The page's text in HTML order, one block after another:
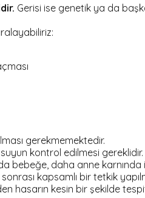
Gerisi ise genetik ya da
gerekmemektedir.
kontrol edilmesi
daha anne karnında
kapsamlı bir tetkik
kesin bir şekilde